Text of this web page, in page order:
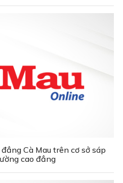
Cà Mau trên cơ sở sáp
cao đẳng